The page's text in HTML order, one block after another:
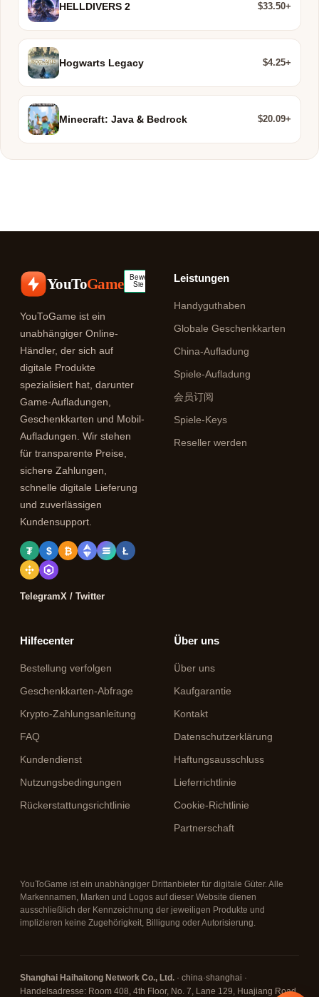
HELLDIVERS 2 $33.50+
Hogwarts Legacy $4.25+
Minecraft: Java & Bedrock $20.09+
YouToGame
YouToGame ist ein
unabhängiger Online-
Händler, der sich auf
digitale Produkte
spezialisiert hat, darunter
Game-Aufladungen,
Geschenkkarten und Mobil-
Aufladungen. Wir stehen
für transparente Preise,
sichere Zahlungen,
schnelle digitale Lieferung
und zuverlässigen
Kundensupport.
₮ $ ₿ Ł
TelegramX / Twitter
Leistungen
Handyguthaben
Globale Geschenkkarten
China-Aufladung
Spiele-Aufladung
会员订阅
Spiele-Keys
Reseller werden
Hilfecenter
Bestellung verfolgen
Geschenkkarten-Abfrage
Krypto-Zahlungsanleitung
FAQ
Kundendienst
Nutzungsbedingungen
Rückerstattungsrichtlinie
Über uns
Über uns
Kaufgarantie
Kontakt
Datenschutzerklärung
Haftungsausschluss
Lieferrichtlinie
Cookie-Richtlinie
Partnerschaft
YouToGame ist ein unabhängiger Drittanbieter für digitale Güter. Alle
Markennamen, Marken und Logos auf dieser Website dienen
ausschließlich der Kennzeichnung der jeweiligen Produkte und
implizieren keine Zugehörigkeit, Billigung oder Autorisierung.
Shanghai Haihaitong Network Co., Ltd. · china·shanghai ·
Handelsadresse: Room 408, 4th Floor, No. 7, Lane 129, Huajiang Road,